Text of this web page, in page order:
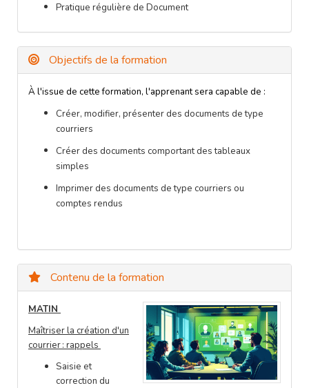
Pratique régulière de Document
Objectifs de la formation
À l'issue de cette formation, l'apprenant sera capable de :
Créer, modifier, présenter des documents de type
courriers
Créer des documents comportant des tableaux
simples
Imprimer des documents de type courriers ou
comptes rendus
Contenu de la formation
MATIN
Maîtriser la création d'un
courrier : rappels
Saisie et
correction du